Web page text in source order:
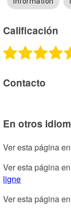
Calificación
Contacto
En otros
Ver esta página
Ver esta página
ligne
Ver esta página